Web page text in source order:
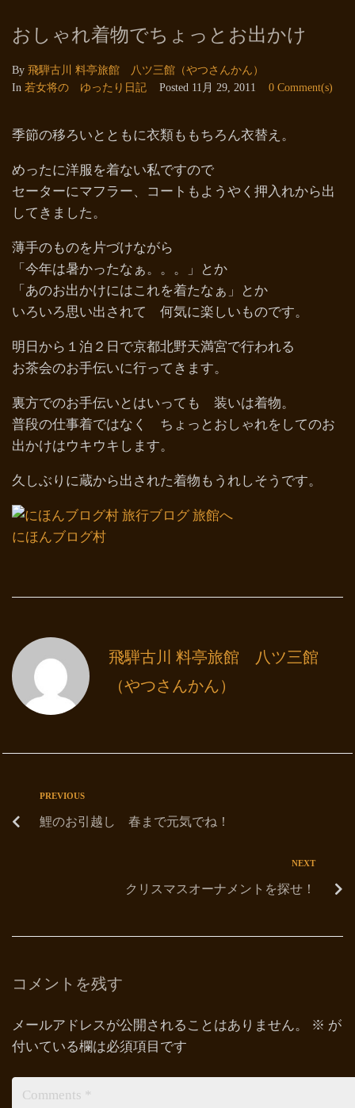
おしゃれ着物でちょっとお出かけ
By 飛騨古川 料亭旅館 八ツ三館（やつさんかん）
In 若女将の ゆったり日記 Posted 11月 29, 2011 0 Comment(s)
季節の移ろいとともに衣類ももちろん衣替え。
めったに洋服を着ない私ですので
セーターにマフラー、コートもようやく押入れから出
してきました。
薄手のものを片づけながら
「今年は暑かったなぁ。。。」とか
「あのお出かけにはこれを着たなぁ」とか
いろいろ思い出されて 何気に楽しいものです。
明日から１泊２日で京都北野天満宮で行われる
お茶会のお手伝いに行ってきます。
裏方でのお手伝いとはいっても 装いは着物。
普段の仕事着ではなく ちょっとおしゃれをしてのお
出かけはウキウキします。
久しぶりに蔵から出された着物もうれしそうです。
にほんブログ村
飛騨古川 料亭旅館 八ツ三館
（やつさんかん）
PREVIOUS
鯉のお引越し 春まで元気でね！
NEXT
クリスマスオーナメントを探せ！
コメントを残す
メールアドレスが公開されることはありません。 ※ が
付いている欄は必須項目です